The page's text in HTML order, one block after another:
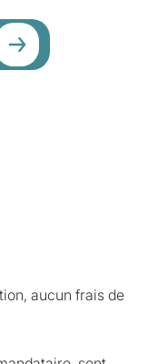
aucun frais de